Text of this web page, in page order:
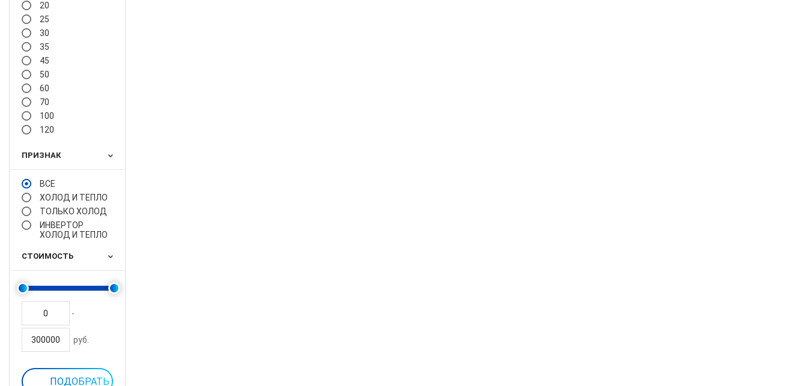
20
25
30
35
45
50
60
70
100
120
ПРИЗНАК
ВСЕ
ХОЛОД И ТЕПЛО
ТОЛЬКО ХОЛОД
ИНВЕРТОР
ХОЛОД И ТЕПЛО
СТОИМОСТЬ
-
руб.